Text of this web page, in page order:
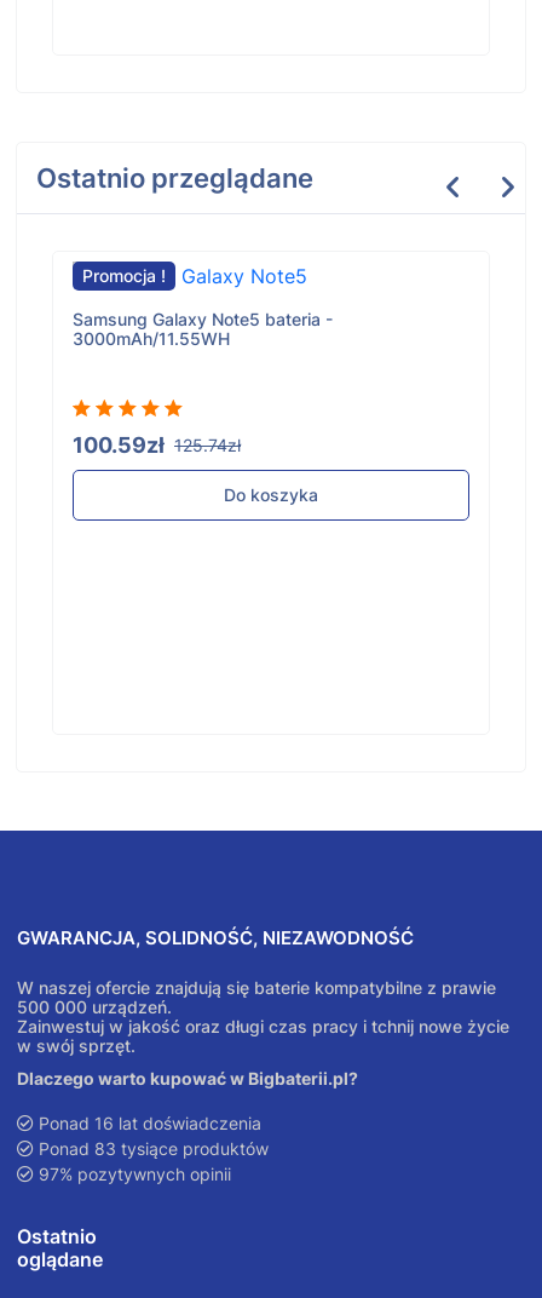
Ostatnio przeglądane
Promocja !
Samsung Galaxy Note5 bateria -
3000mAh/11.55WH
100.59zł 125.74zł
Do koszyka
GWARANCJA, SOLIDNOŚĆ, NIEZAWODNOŚĆ
W naszej ofercie znajdują się baterie kompatybilne z prawie
500 000 urządzeń.
Zainwestuj w jakość oraz długi czas pracy i tchnij nowe życie
w swój sprzęt.
Dlaczego warto kupować w Bigbaterii.pl?
Ponad 16 lat doświadczenia
Ponad 83 tysiące produktów
97% pozytywnych opinii
Ostatnio
oglądane